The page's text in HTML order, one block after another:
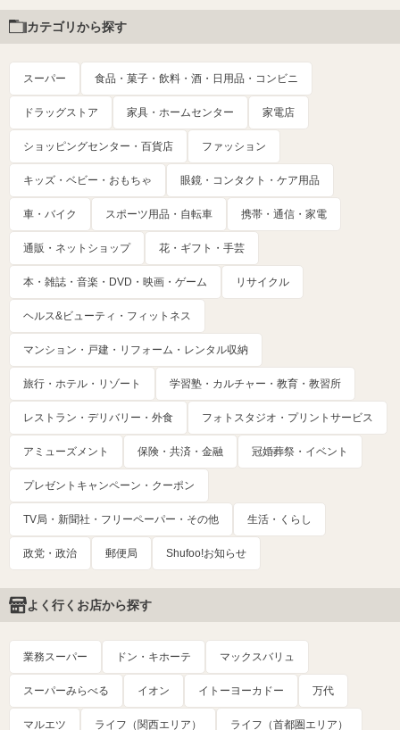
カテゴリから探す
スーパー 食品・菓子・飲料・酒・日用品・コンビニ
ドラッグストア 家具・ホームセンター 家電店
ショッピングセンター・百貨店 ファッション
キッズ・ベビー・おもちゃ 眼鏡・コンタクト・ケア用品
車・バイク スポーツ用品・自転車 携帯・通信・家電
通販・ネットショップ 花・ギフト・手芸
本・雑誌・音楽・DVD・映画・ゲーム リサイクル
ヘルス&ビューティ・フィットネス
マンション・戸建・リフォーム・レンタル収納
旅行・ホテル・リゾート 学習塾・カルチャー・教育・教習所
レストラン・デリバリー・外食 フォトスタジオ・プリントサービス
アミューズメント 保険・共済・金融 冠婚葬祭・イベント
プレゼントキャンペーン・クーポン
TV局・新聞社・フリーペーパー・その他 生活・くらし
政党・政治 郵便局 Shufoo!お知らせ
よく行くお店から探す
業務スーパー ドン・キホーテ マックスバリュ
スーパーみらべる イオン イトーヨーカドー 万代
マルエツ ライフ（関西エリア） ライフ（首都圏エリア）